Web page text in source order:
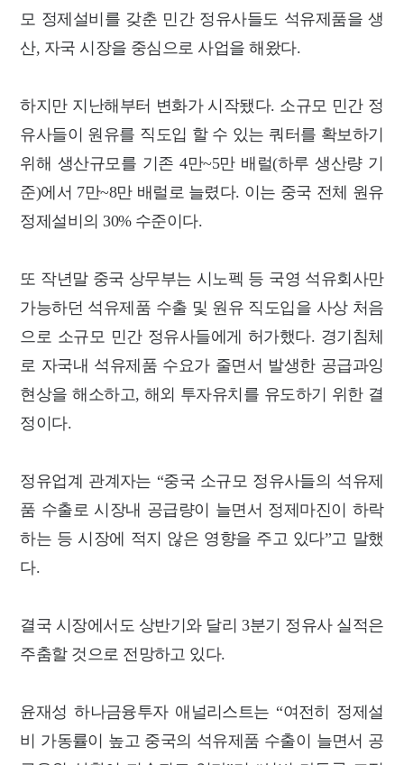
모 정제설비를 갖춘 민간 정유사들도 석유제품을 생
산, 자국 시장을 중심으로 사업을 해왔다.
하지만 지난해부터 변화가 시작됐다. 소규모 민간 정
유사들이 원유를 직도입 할 수 있는 쿼터를 확보하기
위해 생산규모를 기존 4만~5만 배럴(하루 생산량 기
준)에서 7만~8만 배럴로 늘렸다. 이는 중국 전체 원유
정제설비의 30% 수준이다.
또 작년말 중국 상무부는 시노펙 등 국영 석유회사만
가능하던 석유제품 수출 및 원유 직도입을 사상 처음
으로 소규모 민간 정유사들에게 허가했다. 경기침체
로 자국내 석유제품 수요가 줄면서 발생한 공급과잉
현상을 해소하고, 해외 투자유치를 유도하기 위한 결
정이다.
정유업계 관계자는 “중국 소규모 정유사들의 석유제
품 수출로 시장내 공급량이 늘면서 정제마진이 하락
하는 등 시장에 적지 않은 영향을 주고 있다”고 말했
다.
결국 시장에서도 상반기와 달리 3분기 정유사 실적은
주춤할 것으로 전망하고 있다.
윤재성 하나금융투자 애널리스트는 “여전히 정제설
비 가동률이 높고 중국의 석유제품 수출이 늘면서 공